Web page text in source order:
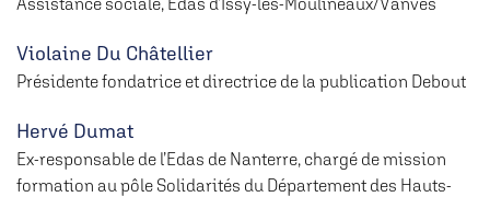
Violaine Du Châtellier
Présidente fondatrice et directrice de la publication Debout
Hervé Dumat
Ex-responsable de l’Edas de Nanterre, chargé de mission
formation au pôle Solidarités du Département des Hauts-